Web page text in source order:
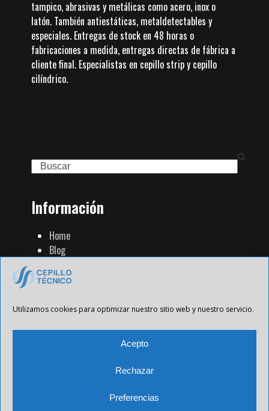
Utilizamos cookies para optimizar nuestro sitio web y nuestro servicio.
Acepto
Rechazar
Preferencias
tampico, abrasivas y metálicas como acero, inox o
latón. También antiestáticas, metaldetectables y
especiales. Entregas de stock en 48 horas o
fabricaciones a medida, entregas directas de fábrica a
cliente final. Especialistas en cepillo strip y cepillo
cilíndrico.
Search
Información
Home
Blog
Contacto
Aviso Legal